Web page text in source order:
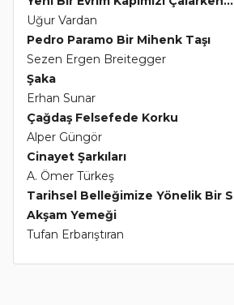
Uğur Vardan
Pedro Paramo Bir Mihenk Taşı
Sezen Ergen Breitegger
Şaka
Erhan Sunar
Çağdaş Felsefede Korku
Alper Güngör
Cinayet Şarkıları
A. Ömer Türkeş
Tarihsel Belleğimize Yönelik Bir
Akşam Yemeği
Tufan Erbarıştıran